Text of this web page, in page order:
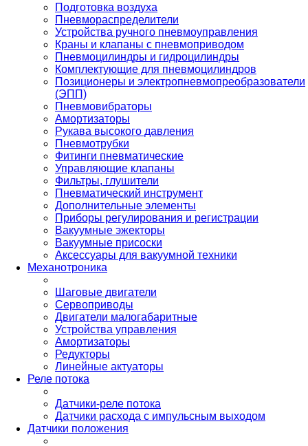
Подготовка воздуха
Пневмораспределители
Устройства ручного пневмоуправления
Краны и клапаны с пневмоприводом
Пневмоцилиндры и гидроцилиндры
Комплектующие для пневмоцилиндров
Позиционеры и электропневмопреобразователи
(ЭПП)
Пневмовибраторы
Амортизаторы
Рукава высокого давления
Пневмотрубки
Фитинги пневматические
Управляющие клапаны
Фильтры, глушители
Пневматический инструмент
Дополнительные элементы
Приборы регулирования и регистрации
Вакуумные эжекторы
Вакуумные присоски
Аксессуары для вакуумной техники
Механотроника
Шаговые двигатели
Сервоприводы
Двигатели малогабаритные
Устройства управления
Амортизаторы
Редукторы
Линейные актуаторы
Реле потока
Датчики-реле потока
Датчики расхода с импульсным выходом
Датчики положения